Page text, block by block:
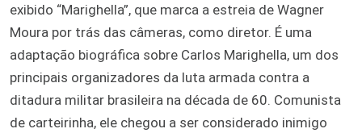
exibido “Marighella”, que marca a estreia de Wagner
Moura por trás das câmeras, como diretor. É uma
adaptação biográfica sobre Carlos Marighella, um dos
principais organizadores da luta armada contra a
ditadura militar brasileira na década de 60. Comunista
de carteirinha, ele chegou a ser considerado inimigo